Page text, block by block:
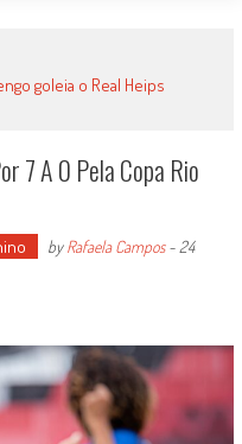
goleia o Real Heips
7 A 0 Pela Copa Rio
byRafaela Campos- 24